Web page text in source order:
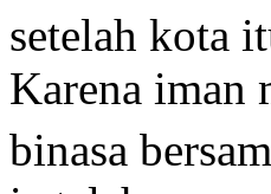
setelah kota
Karena iman
binasa